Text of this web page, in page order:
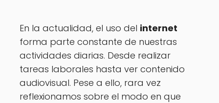
En la actualidad, el uso del internet
forma parte constante de nuestras
actividades diarias. Desde realizar
tareas laborales hasta ver contenido
audiovisual. Pese a ello, rara vez
reflexionamos sobre el modo en que